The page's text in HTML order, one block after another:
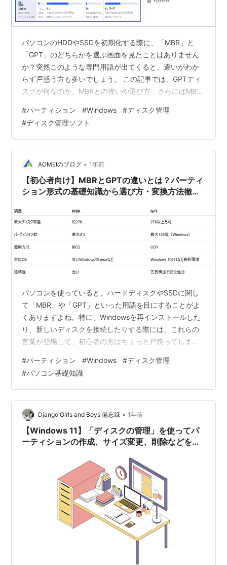
パソコンのHDDやSSDを初期化する際に、「MBR」と
「GPT」のどちらかを選ぶ画面を見たことはありません
か？突然このような専門用語が出てくると、違いがわか
らず戸惑う方も多いでしょう。 この記事では、GPTディ
スクが何なのか、MBRとの違いや選び方、さらにはMBR
記事の後半では、私たちが提供する便利な変換ツールも
ご紹介しますので、ぜひ参考にしてください。 GPTと
MBRの違いとは？ MBR（マスターブートレコード）と
GPT（GUIDパーティションテーブル）は、どちらもディ
スクのパーティション情報を管理するための方式です。
それぞれに独自の特徴が…
#パーティション #Windows #ディスク管理
#ディスク管理ソフト
AOMEIのブログ • 1年前
【初心者向け】MBRとGPTの違いとは？パーティ
ション形式の基礎知識から選び方・変換方法徹底
パソコンを使っていると、ハードディスクやSSDに関し
て「MBR」や「GPT」といった用語を目にすることがよ
くありますよね。特に、Windowsを再インストールした
り、新しいディスクを接続したりする際には、これらの
言葉が登場して、初心者の方はちょっと戸惑ってしまう
の基本的な違いを解説し、どちらを選ぶべきか、さらに
は変換する際の注意点についてもわかりやすくお話しし
ます。また、初心者でも簡単に変換できる便利なツール
もご紹介しますので、ぜひ参考にしてください。 Part1：
MBRとGPTとは？基礎からわかりやすく解説 そもそも
「パーティション形式…
#パーティション #Windows #ディスク管理
#パソコン基礎知識
Django Girls and Boys 備忘録 • 1年前
【Windows 11】「ディスクの管理」を使ってパ
ーティションの作成、サイズ変更、削除などを実